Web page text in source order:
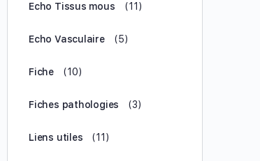
Echo Tissus mous (11)
Echo Vasculaire (5)
Fiche (10)
Fiches pathologies (3)
Liens utiles (11)